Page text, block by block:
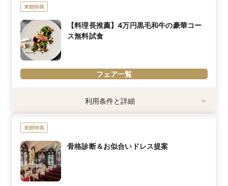
来館特典
【料理長推薦】4万円黒毛和牛の豪華コー
ス無料試食
フェア一覧
内容詳細
最高の日を、最高のお料理で
おふたりにとって大切な人たちが集まる結婚式だから自信を持って
お届けしたいお料理があります。
「最高においしかった。」その一言のために
五感を目覚めさせる最高のおもてなしを約束します。
利用条件と詳細
来館特典
骨格診断＆お似合いドレス提案